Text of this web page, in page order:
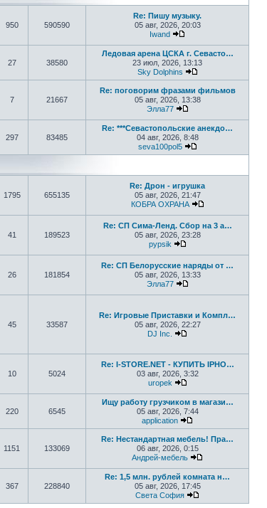
950 590590
Re: Пишу музыку.
05 авг, 2026, 20:03
Iwand
27 38580
Ледовая арена ЦСКА г. Севасто…
23 июл, 2026, 13:13
Sky Dolphins
Перейти к
7 21667
Re: поговорим фразами фильмов
05 авг, 2026, 13:38
Элла77
297 83485
Re: ***Севастопольские анекдо…
04 авг, 2026, 8:48
seva100pol5
Перейти к
1795 655135
Re: Дрон - игрушка
05 авг, 2026, 21:47
КОБРА ОХРАНА
41 189523
Re: СП Сима-Ленд. Сбор на 3 а…
05 авг, 2026, 23:28
pypsik
26 181854
Re: СП Белорусские наряды от …
05 авг, 2026, 13:33
Элла77
45 33587
Re: Игровые Приставки и Компл…
05 авг, 2026, 22:27
DJ Inc.
10 5024
Re: I-STORE.NET - КУПИТЬ IPHO…
03 авг, 2026, 3:32
uropek
220 6545
Ищу работу грузчиком в магази…
05 авг, 2026, 7:44
application
Перейти к
1151 133069
Re: Нестандартная мебель! Пра…
06 авг, 2026, 0:15
Андрей-мебель
367 228840
Re: 1,5 млн. рублей комната н…
05 авг, 2026, 17:45
Света София
Перейти к